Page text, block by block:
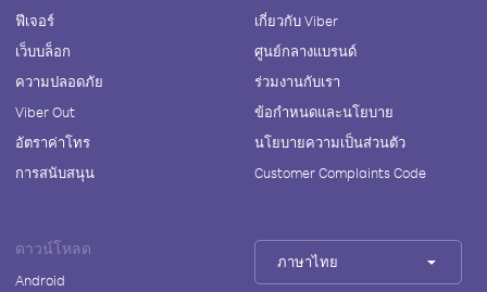
ฟีเจอร์
เว็บบล็อก
ความปลอดภัย
Viber Out
อัตราค่าโทร
การสนับสนุน
เกี่ยวกับ Viber
ศูนย์กลางแบรนด์
ร่วมงานกับเรา
ข้อกำหนดและนโยบาย
นโยบายความเป็นส่วนตัว
Customer Complaints Code
ดาวน์โหลด
Android
ภาษาไทย